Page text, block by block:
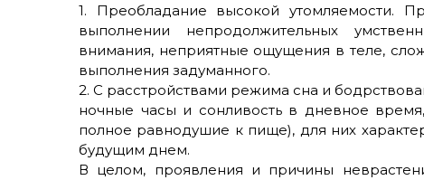
1. Преобладание высокой утомляемости.
выполнении непродолжительных
внимания, неприятные ощущения в теле,
выполнения задуманного.
2. С расстройствами режима сна и
ночные часы и сонливость в дневное
полное равнодушие к пище), для них
будущим днем.
В целом, проявления и причины